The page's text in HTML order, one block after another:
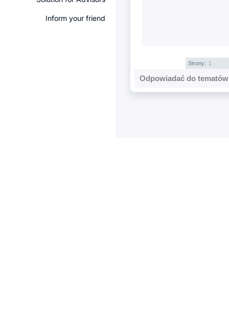
Inform your friend
Strony: 1
Odpowiadać do